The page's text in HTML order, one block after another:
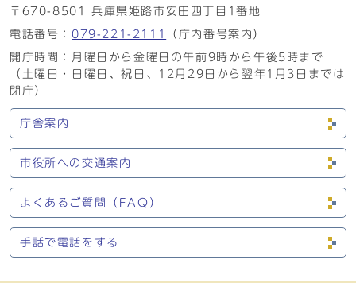
〒670-8501 兵庫県姫路市安田四丁目1番地
電話番号： 079-221-2111
（庁内番号案内）
開庁時間：月曜日から金曜日の午前9時から午後5時まで
（土曜日・日曜日、祝日、12月29日から翌年1月3日までは
閉庁）
庁舎案内
市役所への交通案内
よくあるご質問（FAQ）
手話で電話をする